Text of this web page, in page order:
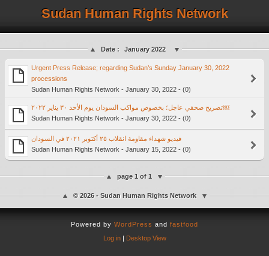
Sudan Human Rights Network
Date : January 2022
Urgent Press Release; regarding Sudan’s Sunday January 30, 2022
processions
Sudan Human Rights Network - January 30, 2022 - (0)
تصريح صحفي عاجل؛ بخصوص مواكب السودان يوم الأحد ٣٠ يناير ٢٠٢٢￼
Sudan Human Rights Network - January 30, 2022 - (0)
فيديو شهداء مقاومة انقلاب ۲٥ أكتوبر ٢٠٢١ في السودان
Sudan Human Rights Network - January 15, 2022 - (0)
page 1 of 1
© 2026 - Sudan Human Rights Network
Powered by WordPress and fastfood
Log in| Desktop View